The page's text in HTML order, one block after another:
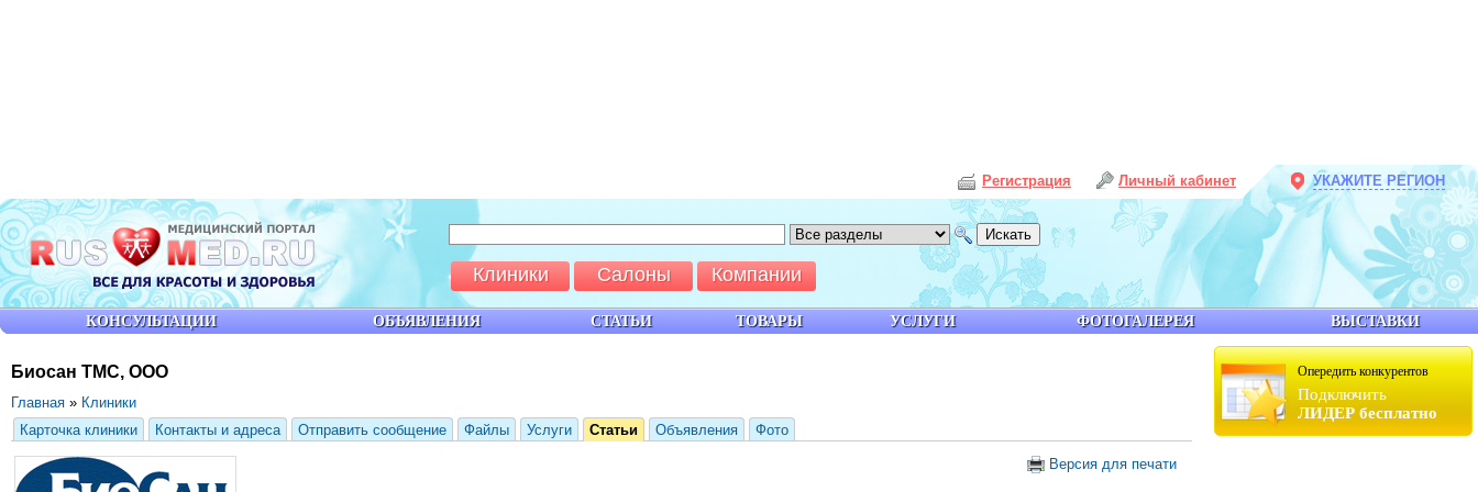
Опередить конкурентов
Подключить
ЛИДЕР бесплатно
Биосан ТМС, ООО
Главная » Клиники
Карточка клиники
Контакты и адреса Отправить сообщение Файлы Услуги Статьи Объявления Фото
Версия для печати
КОНСУЛЬТАЦИИ ОБЪЯВЛЕНИЯ СТАТЬИ ТОВАРЫ УСЛУГИ ФОТОГАЛЕРЕЯ ВЫСТАВКИ
Клиники Салоны Компании
Личный кабинет
Регистрация УКАЖИТЕ РЕГИОН